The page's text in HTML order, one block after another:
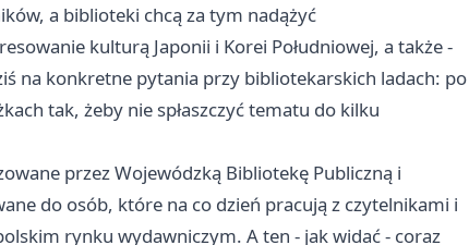
a biblioteki chcą za tym nadążyć
kulturą Japonii i Korei Południowej, a także -
na konkretne pytania przy bibliotekarskich ladach: po
tak, żeby nie spłaszczyć tematu do kilku
przez Wojewódzką Bibliotekę Publiczną i
do osób, które na co dzień pracują z czytelnikami i
rynku wydawniczym. A ten - jak widać - coraz